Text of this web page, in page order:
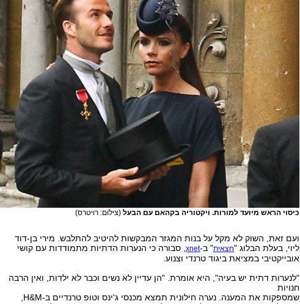
כיסוי הראש מיועד למורות. ויקטוריה בקהאם עם הבעל (צילום: רויטרס)
ועם זאת, השוק לא מקל על בנות המגזר המבקשות להיטיב להתלבש. מירי בן-דוד
ליוי, בעלת הבלוג "חצאית" ב-xnet, סבורה כי הנערות הדתיות מתמודדות עם קושי
אובייקטיבי במציאת ביגוד טרנדי וצנוע.
"לנערות דתית יש בעיה", היא אומרת. "הן עדיין לא נשים וכבר לא ילדות, ואין הרבה
חנויות